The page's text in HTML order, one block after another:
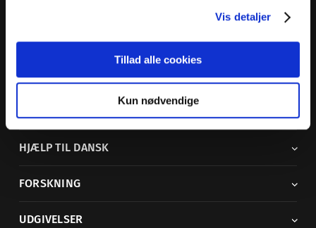
Vis detaljer
Tillad alle cookies
Kun nødvendige
adm@dsn.dk
HJÆLP TIL DANSK
FORSKNING
UDGIVELSER